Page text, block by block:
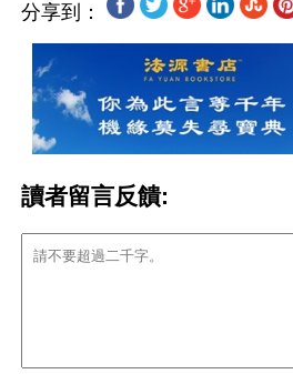
分享到：
讀者留言反饋: